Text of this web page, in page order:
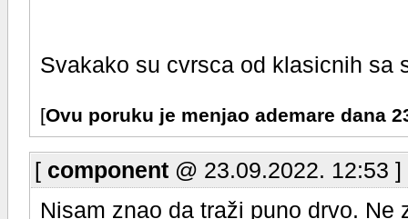
Svakako su cvrsca od klasicnih sa
[Ovu poruku je menjao ademare dana
[ component @ 23.09.2022. 12:53 ]
Nisam znao da traži puno drvo.